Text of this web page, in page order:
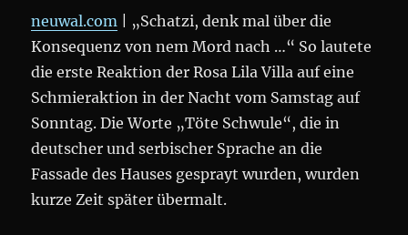
neuwal.com | „Schatzi, denk mal über die
Konsequenz von nem Mord nach …“ So lautete
die erste Reaktion der Rosa Lila Villa auf eine
Schmieraktion in der Nacht vom Samstag auf
Sonntag. Die Worte „Töte Schwule“, die in
deutscher und serbischer Sprache an die
Fassade des Hauses gesprayt wurden, wurden
kurze Zeit später übermalt.